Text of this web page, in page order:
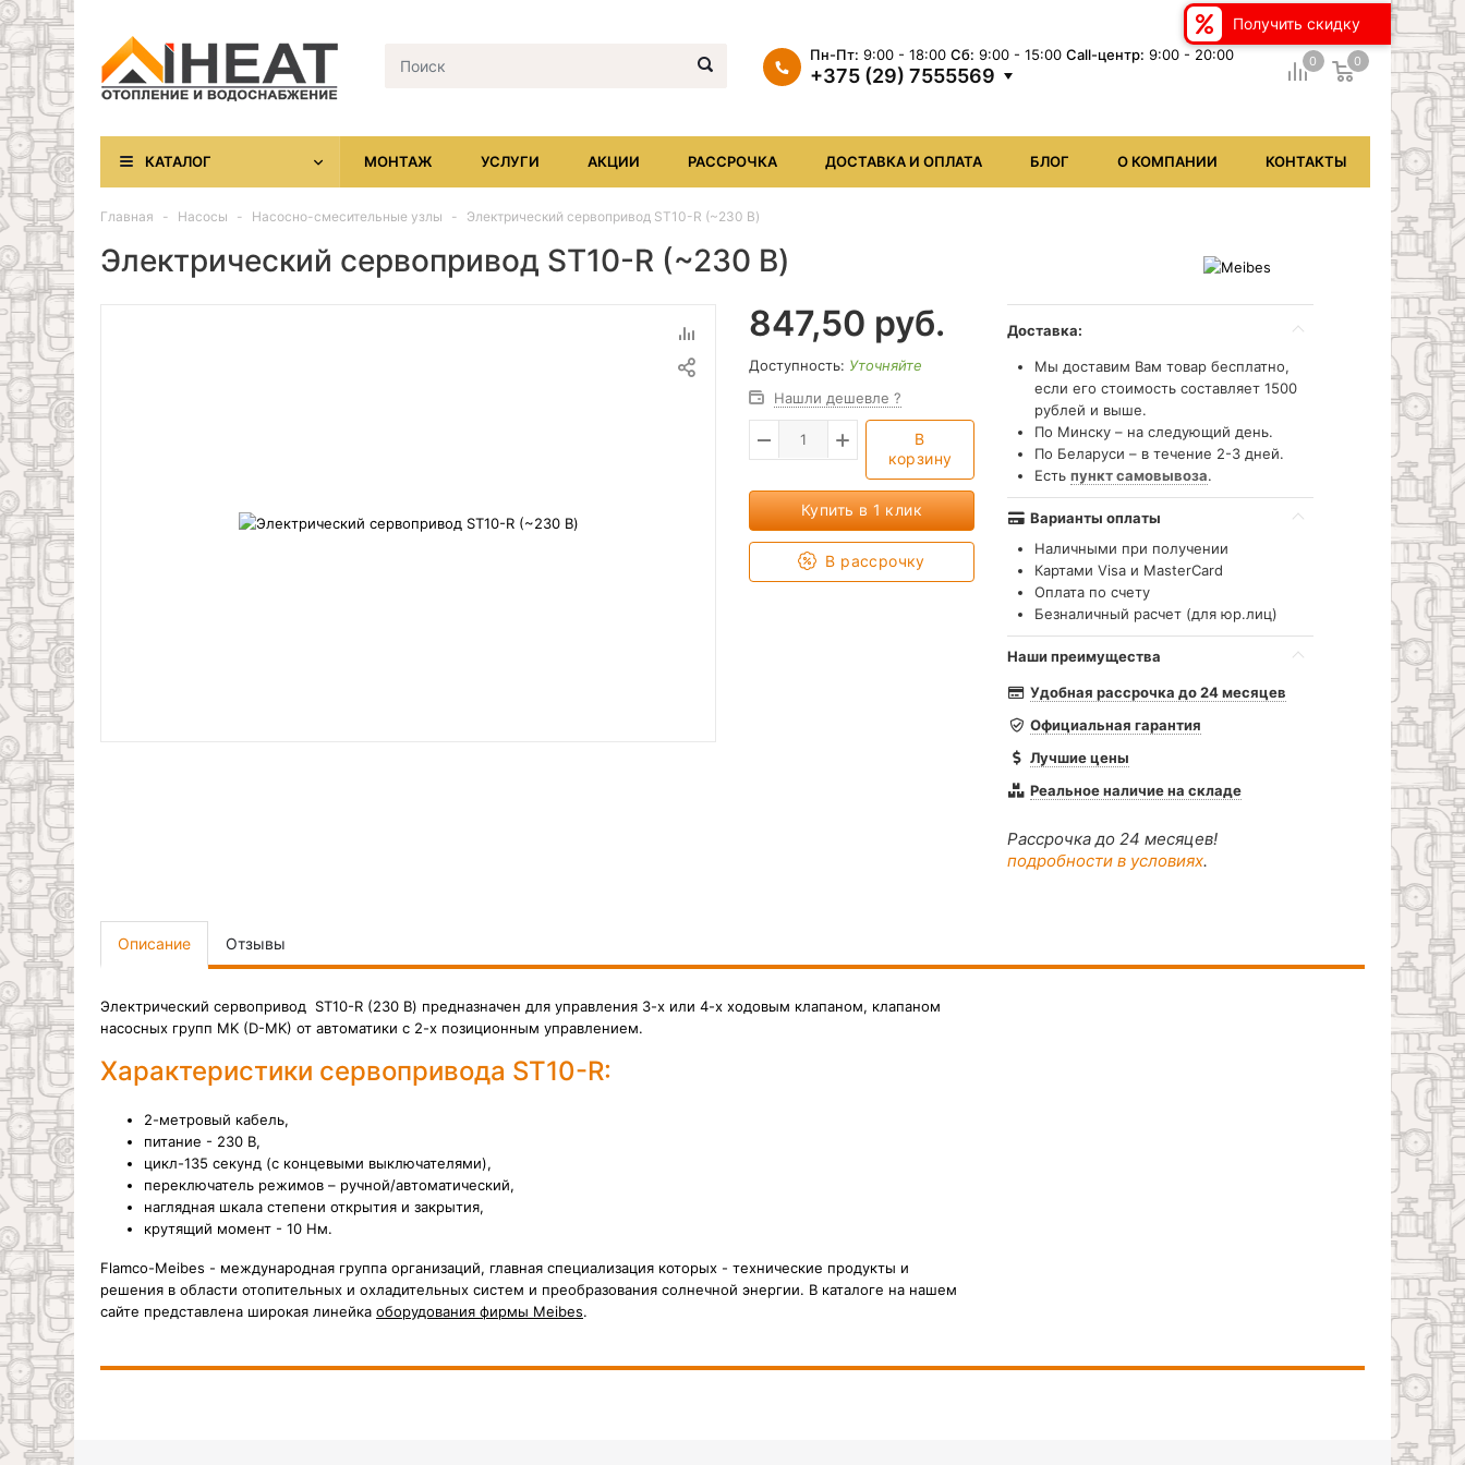
Пн-Пт: 9:00 - 18:00 Сб: 9:00 - 15:00 Сall-центр: 9:00 - 20:00
+375 (29) 7555569
+375 (17) XXX
КАТАЛОГ МОНТАЖ УСЛУГИ АКЦИИ РАССРОЧКА ДОСТАВКА И ОПЛАТА БЛОГ О КОМПАНИИ КОНТАКТЫ
0 0
Главная Насосы Насосно-смесительные узлы Электрический сервопривод ST10-R (~230 В)
Электрический сервопривод ST10-R (~230 В)
847,50 руб.
Доступность: Уточняйте
Нашли дешевле ?
В
корзину
Купить в 1 клик
В рассрочку
Доставка:
Мы доставим Вам товар бесплатно,
если его стоимость составляет 1500
рублей и выше.
По Минску – на следующий день.
По Беларуси – в течение 2-3 дней.
Есть пункт самовывоза.
Варианты оплаты
Наличными при получении
Картами Visa и MasterCard
Оплата по счету
Безналичный расчет (для юр.лиц)
Наши преимущества
Удобная рассрочка до 24 месяцев
Официальная гарантия
Лучшие цены
Реальное наличие на складе
Рассрочка до 24 месяцев!
подробности в условиях.
Описание Отзывы
Электрический сервопривод ST10-R (230 В) предназначен для управления 3-х или 4-х ходовым клапаном, клапаном
насосных групп MK (D-MK) от автоматики с 2-х позиционным управлением.
Характеристики сервопривода ST10-R:
2-метровый кабель,
питание - 230 В,
цикл-135 секунд (с концевыми выключателями),
переключатель режимов – ручной/автоматический,
наглядная шкала степени открытия и закрытия,
крутящий момент - 10 Нм.
Flamco-Meibes - международная группа организаций, главная специализация которых - технические продукты и
решения в области отопительных и охладительных систем и преобразования солнечной энергии. В каталоге на нашем
сайте представлена широкая линейка оборудования фирмы Meibes.
Получить скидку